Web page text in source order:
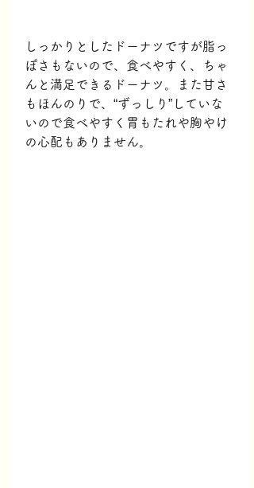
しっかりとしたドーナツですが脂っ
ぽさもないので、食べやすく、ちゃ
んと満足できるドーナツ。また甘さ
もほんのりで、“ずっしり”していな
いので食べやすく胃もたれや胸やけ
の心配もありません。